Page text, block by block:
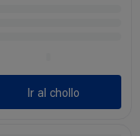
Ir al chollo